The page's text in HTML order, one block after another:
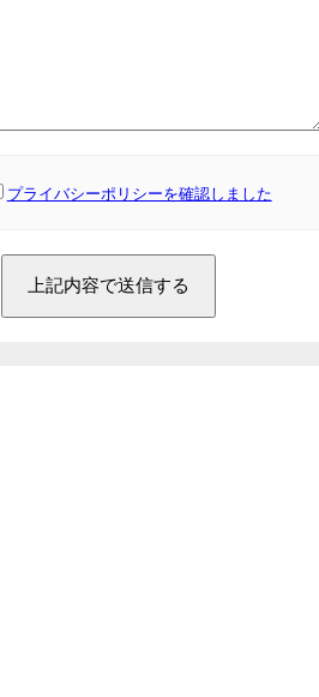
プライバシーポリシーを確認しました